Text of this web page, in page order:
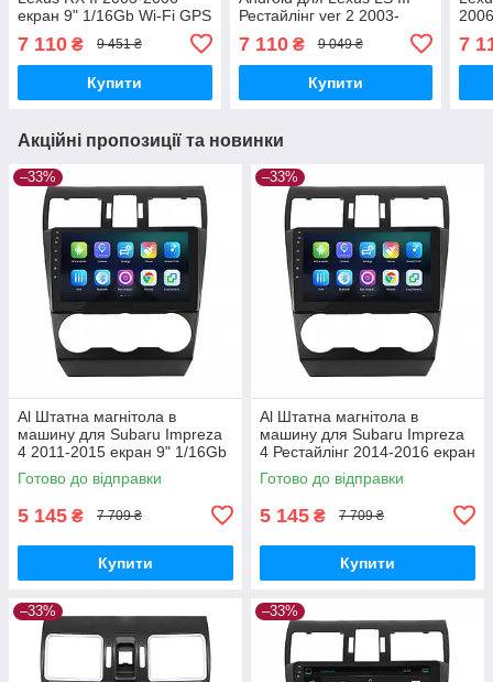
екран 9" 1/16Gb Wi-Fi GPS
7 110 ₴ 9 451 ₴
Купити
Рестайлінг ver 2 2003-
2006 екран 9" 2/32Gb Wi-
Fi GPS Base
7 110₴ 9 049 ₴
Купити
7
Акційні пропозиції та новинки
–33%
Al Штатна магнітола в
машину для Subaru Impreza
4 2011-2015 екран 9" 1/16Gb
Wi-Fi GPS Base
Готово до відправки
5 145 ₴ 7 709 ₴
Купити
–33%
Al Штатна магнітола в
машину для Subaru Impreza
4 Рестайлінг 2014-2016 екран
9" 1/16Gb Wi-Fi GPS Base
Готово до відправки
5 145 ₴ 7 709 ₴
Купити
–33% –33%